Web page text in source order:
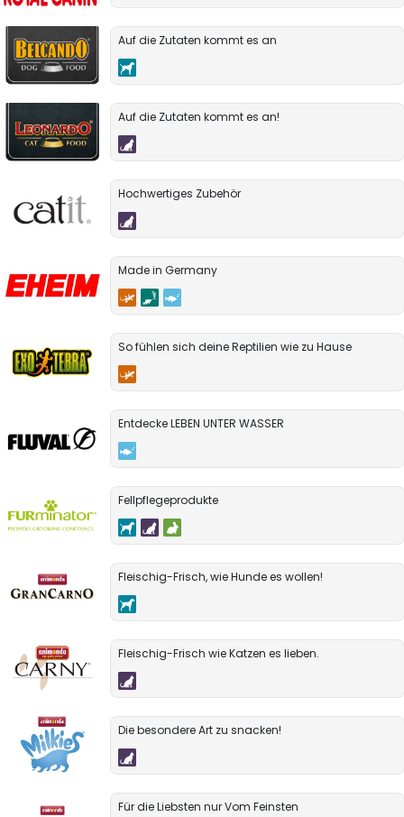
Auf die Zutaten kommt es an
Auf die Zutaten kommt es an!
Hochwertiges Zubehör
Made in Germany
So fühlen sich deine Reptilien wie zu Hause
Entdecke LEBEN UNTER WASSER
Fellpflegeprodukte
Fleischig-Frisch, wie Hunde es wollen!
Fleischig-Frisch wie Katzen es lieben.
Die besondere Art zu snacken!
Für die Liebsten nur Vom Feinsten